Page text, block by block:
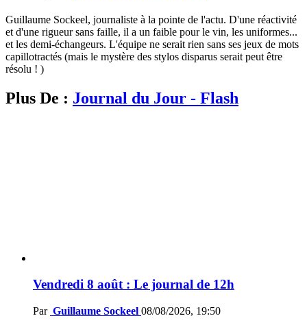
Guillaume Sockeel, journaliste à la pointe de l'actu. D'une réactivité
et d'une rigueur sans faille, il a un faible pour le vin, les uniformes...
et les demi-échangeurs. L'équipe ne serait rien sans ses jeux de mots
capillotractés (mais le mystère des stylos disparus serait peut être
résolu ! )
Plus De : Journal du Jour - Flash
Vendredi 8 août : Le journal de 12h
Par Guillaume Sockeel 08/08/2026, 19:50